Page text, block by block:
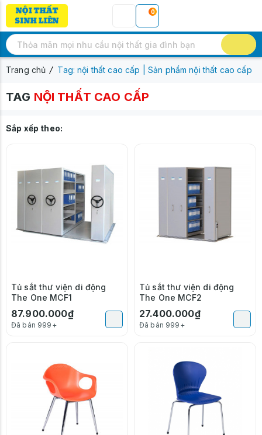
0
Trang chủ Tag: nội thất cao cấp | Sản phẩm nội thất cao cấp
TAG NỘI THẤT CAO CẤP
Sắp xếp theo:
Tủ sắt thư viện di động
The One MCF1
87.900.000₫
Đã bán 999+
Tủ sắt thư viện di động
The One MCF2
27.400.000₫
Đã bán 999+